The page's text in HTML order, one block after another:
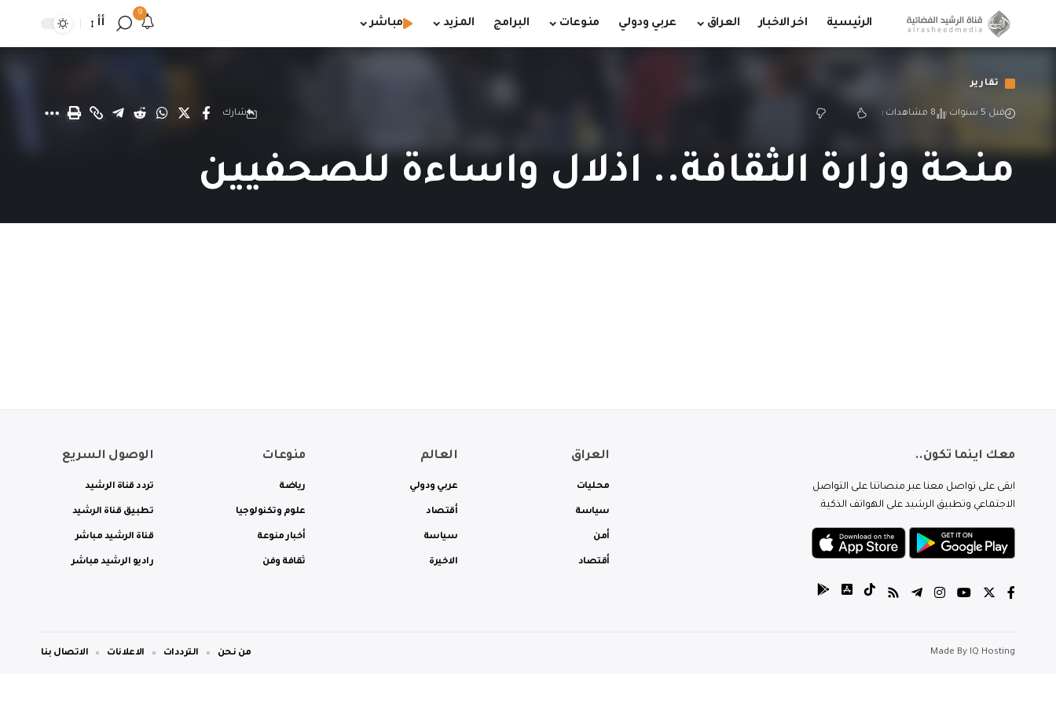
الرئيسية اخر الاخبار العراق عربي ودولي منوعات البرامج المزيد مباشر
9
أأ
تقارير
قبل 5 سنوات 8 مشاهدات شارك
منحة وزارة الثقافة.. اذلال واساءة للصحفيين
معك اينما تكون..
ابقى على تواصل معنا عبر منصاتنا على التواصل
الاجتماعي وتطبيق الرشيد على الهواتف الذكية.
العراق
محليات
سياسة
أمن
أقتصاد
العالم
عربي ودولي
أقتصاد
سياسة
الاخيرة
منوعات
رياضة
علوم وتكنولوجيا
أخبار منوعة
ثقافة وفن
الوصول السريع
تردد قناة الرشيد
تطبيق قناة الرشيد
قناة الرشيد مباشر
راديو الرشيد مباشر
Made By IQ Hosting من نحن الترددات الاعلانات الاتصال بنا